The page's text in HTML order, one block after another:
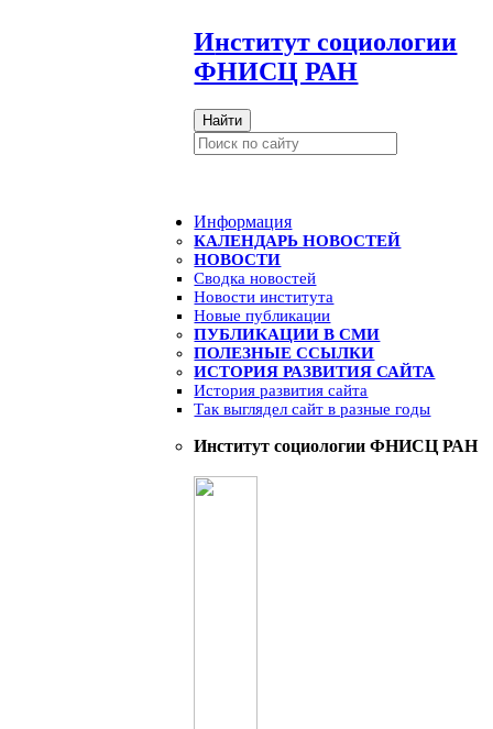
Институт социологии
ФНИСЦ РАН
Найти
Информация
КАЛЕНДАРЬ НОВОСТЕЙ
НОВОСТИ
Сводка новостей
Новости института
Новые публикации
ПУБЛИКАЦИИ В СМИ
ПОЛЕЗНЫЕ ССЫЛКИ
ИСТОРИЯ РАЗВИТИЯ САЙТА
История развития сайта
Так выглядел сайт в разные годы
Институт социологии ФНИСЦ РАН